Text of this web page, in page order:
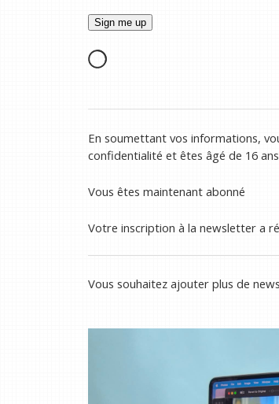
En soumettant vos informations,
confidentialité et êtes âgé de 16
Vous êtes maintenant abonné
Votre inscription à la newsletter a
Vous souhaitez ajouter plus de